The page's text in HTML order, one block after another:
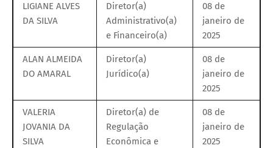
LIGIANE ALVES
DA SILVA
Diretor(a)
Administrativo(a)
e Financeiro(a)
08 de
janeiro de
2025
ALAN ALMEIDA
DO AMARAL
Diretor(a)
Jurídico(a)
08 de
janeiro de
2025
VALERIA
JOVANIA DA
SILVA
Diretor(a) de
Regulação
Econômica e
08 de
janeiro de
2025